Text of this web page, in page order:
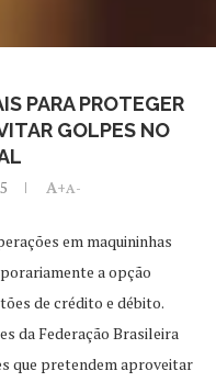
PARA PROTEGER
GOLPES NO
A+A-
em maquininhas
a opção
de crédito e débito.
da Federação Brasileira
que pretendem aproveitar